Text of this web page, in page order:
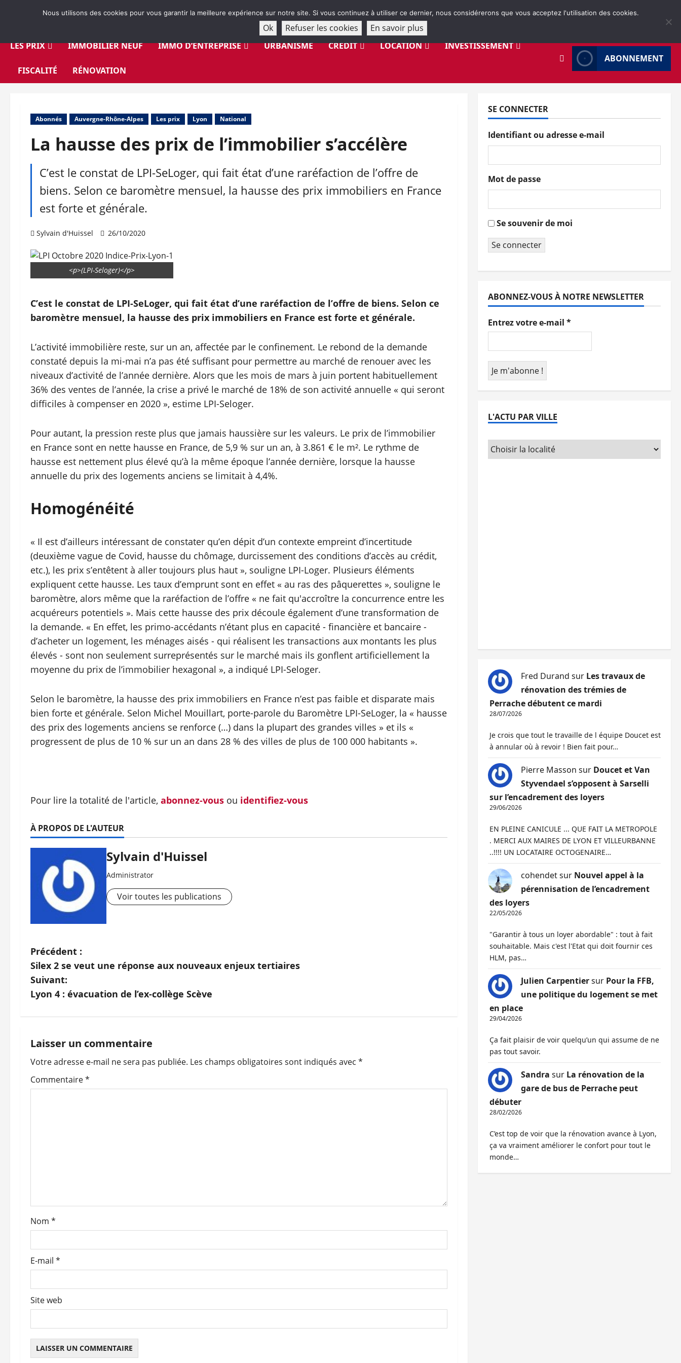
LES PRIX
IMMOBILIER NEUF IMMO D’ENTREPRISE URBANISME CRÉDIT LOCATION INVESTISSEMENT
FISCALITÉ RÉNOVATION
ABONNEMENT
Abonnés Auvergne-Rhône-Alpes Les prix Lyon National
La hausse des prix de l’immobilier s’accélère
C’est le constat de LPI-SeLoger, qui fait état d’une raréfaction de l’offre de
biens. Selon ce baromètre mensuel, la hausse des prix immobiliers en France
est forte et générale.
Sylvain d'Huissel 26/10/2020
<p>(LPI-Seloger)</p>
C’est le constat de LPI-SeLoger, qui fait état d’une raréfaction de l’offre de biens. Selon ce
baromètre mensuel, la hausse des prix immobiliers en France est forte et générale.
L’activité immobilière reste, sur un an, affectée par le confinement. Le rebond de la demande
constaté depuis la mi-mai n’a pas été suffisant pour permettre au marché de renouer avec les
niveaux d’activité de l’année dernière. Alors que les mois de mars à juin portent habituellement
36% des ventes de l’année, la crise a privé le marché de 18% de son activité annuelle « qui seront
difficiles à compenser en 2020 », estime LPI-Seloger.
Pour autant, la pression reste plus que jamais haussière sur les valeurs. Le prix de l’immobilier
en France sont en nette hausse en France, de 5,9 % sur un an, à 3.861 € le m². Le rythme de
hausse est nettement plus élevé qu’à la même époque l’année dernière, lorsque la hausse
annuelle du prix des logements anciens se limitait à 4,4%.
Homogénéité
« Il est d’ailleurs intéressant de constater qu’en dépit d’un contexte empreint d’incertitude
(deuxième vague de Covid, hausse du chômage, durcissement des conditions d’accès au crédit,
etc.), les prix s’entêtent à aller toujours plus haut », souligne LPI-Loger. Plusieurs éléments
expliquent cette hausse. Les taux d’emprunt sont en effet « au ras des pâquerettes », souligne le
baromètre, alors même que la raréfaction de l’offre « ne fait qu'accroître la concurrence entre les
acquéreurs potentiels ». Mais cette hausse des prix découle également d’une transformation de
la demande. « En effet, les primo-accédants n’étant plus en capacité - financière et bancaire -
d’acheter un logement, les ménages aisés - qui réalisent les transactions aux montants les plus
élevés - sont non seulement surreprésentés sur le marché mais ils gonflent artificiellement la
moyenne du prix de l’immobilier hexagonal », a indiqué LPI-Seloger.
Selon le baromètre, la hausse des prix immobiliers en France n’est pas faible et disparate mais
bien forte et générale. Selon Michel Mouillart, porte-parole du Baromètre LPI-SeLoger, la « hausse
des prix des logements anciens se renforce (…) dans la plupart des grandes villes » et ils «
progressent de plus de 10 % sur un an dans 28 % des villes de plus de 100 000 habitants ».
Pour lire la totalité de l'article, abonnez-vous ou identifiez-vous
À PROPOS DE L'AUTEUR
Sylvain d'Huissel
Administrator
Voir toutes les publications
N
a
v
g
a
t
a
r
t
i
c
l
e
Précédent :
Silex 2 se veut une réponse aux nouveaux enjeux tertiaires
Suivant:
Lyon 4 : évacuation de l’ex-collège Scève
Laisser un commentaire
Votre adresse e-mail ne sera pas publiée. Les champs obligatoires sont indiqués avec *
Commentaire*
Nom *
E-mail *
Site web
SE CONNECTER
Identifiant ou adresse e-mail
Mot de passe
Se souvenir de moi
Se connecter
ABONNEZ-VOUS À NOTRE NEWSLETTER
Entrez votre e-mail *
L'ACTU PAR VILLE
Fred Durand sur Les travaux de
rénovation des trémies de
Perrache débutent ce mardi
28/07/2026
Je crois que tout le travaille de l équipe Doucet est
à annular où à revoir ! Bien fait pour…
Pierre Masson sur Doucet et Van
Styvendael s’opposent à Sarselli
sur l’encadrement des loyers
29/06/2026
EN PLEINE CANICULE ... QUE FAIT LA METROPOLE
. MERCI AUX MAIRES DE LYON ET VILLEURBANNE
..!!!! UN LOCATAIRE OCTOGENAIRE…
cohendetsur Nouvel appel à la
pérennisation de l’encadrement
des loyers
22/05/2026
"Garantir à tous un loyer abordable" : tout à fait
souhaitable. Mais c'est l'Etat qui doit fournir ces
HLM, pas…
Julien Carpentiersur Pour la FFB,
une politique du logement se met
en place
29/04/2026
Ça fait plaisir de voir quelqu’un qui assume de ne
pas tout savoir.
Sandra sur La rénovation de la
gare de bus de Perrache peut
débuter
28/02/2026
C’est top de voir que la rénovation avance à Lyon,
ça va vraiment améliorer le confort pour tout le
monde…
Nous utilisons des cookies pour vous garantir la meilleure expérience sur notre site. Si vous continuez à utiliser ce dernier, nous considérerons que vous acceptez l'utilisation des cookies.
Ok Refuser les cookies En savoir plus